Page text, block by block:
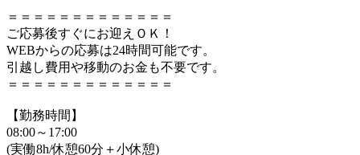
＝＝＝＝＝＝＝＝＝＝＝＝＝
ご応募後すぐにお迎えＯＫ！
WEBからの応募は24時間可能です。
引越し費用や移動のお金も不要です。
＝＝＝＝＝＝＝＝＝＝＝＝＝
【勤務時間】
08:00～17:00
(実働8h/休憩60分＋小休憩)